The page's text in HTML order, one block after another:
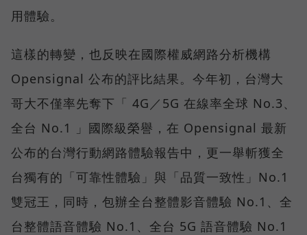
用體驗。
這樣的轉變，也反映在國際權威網路分析機構
Opensignal 公布的評比結果。今年初，台灣大
哥大不僅率先奪下「 4G／5G 在線率全球 No.3、
全台 No.1 」國際級榮譽，在 Opensignal 最新
公布的台灣行動網路體驗報告中，更一舉斬獲全
台獨有的「可靠性體驗」與「品質一致性」No.1
雙冠王，同時，包辦全台整體影音體驗 No.1、全
台整體語音體驗 No.1、全台 5G 語音體驗 No.1